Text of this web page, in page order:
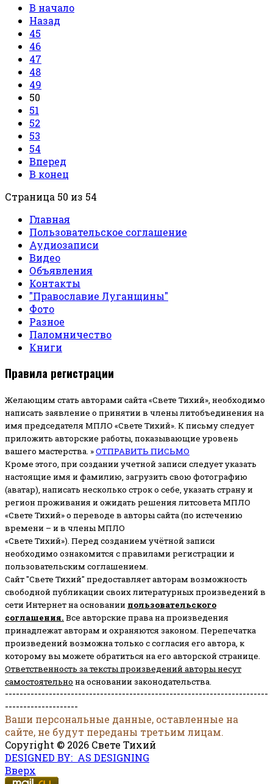
В начало
Назад
45
46
47
48
49
50
51
52
53
54
Вперед
В конец
Страница 50 из 54
Главная
Пользовательское соглашение
Аудиозаписи
Видео
Объявления
Контакты
"Православие Луганщины"
Фото
Разное
Паломничество
Книги
Правила регистрации
Желающим стать авторами сайта «Свете Тихий», необходимо
написать заявление о принятии в члены литобъединения на
имя председателя МПЛО «Свете Тихий». К письму следует
приложить авторские работы, показывающие уровень
вашего мастерства. »ОТПРАВИТЬ ПИСЬМО
Кроме этого, при создании учетной записи следует указать
настоящие имя и фамилию, загрузить свою фотографию
(аватар), написать несколько строк о себе, указать страну и
регион проживания и ожидать решения литсовета МПЛО
«Свете Тихий» о переводе в авторы сайта (по истечению
времени – и в члены МПЛО
«Свете Тихий»). Перед созданием учётной записи
необходимо ознакомится с правилами регистрации и
пользовательским соглашением.
Сайт "Свете Тихий" предоставляет авторам возможность
свободной публикации своих литературных произведений в
сети Интернет на основании пользовательского
соглашения. Все авторские права на произведения
принадлежат авторам и охраняются законом. Перепечатка
произведений возможна только с согласия его автора, к
которому вы можете обратиться на его авторской странице.
Ответственность за тексты произведений авторы несут
самостоятельно на основании законодательства.
------------------------------------------------------------------------
--------------------
Ваши персональные данные, оставленные на
сайте, не будут переданы третьим лицам.
Copyright © 2026 Свете Тихий
DESIGNED BY: AS DESIGNING
Вверх